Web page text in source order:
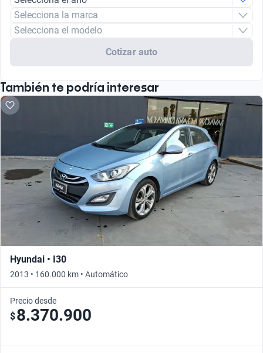
Selecciona la marca
Selecciona el modelo
Cotizar auto
También te podría interesar
Hyundai • I30
2013 • 160.000 km • Automático
Precio desde
$8.370.900